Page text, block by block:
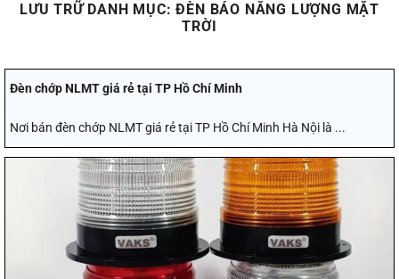
LƯU TRỮ DANH MỤC:ĐÈN BÁO NĂNG LƯỢNG MẶT
TRỜI
Đèn chớp NLMT giá rẻ tại TP Hồ Chí Minh
Nơi bán đèn chớp NLMT giá rẻ tại TP Hồ Chí Minh Hà Nội là ...